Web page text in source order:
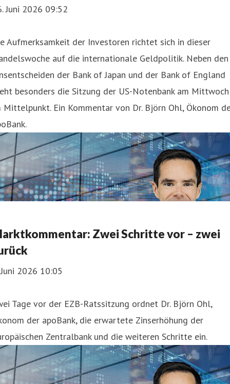
Juni 2026 09:52
Aufmerksamkeit der Investoren richtet sich in dieser
auf die internationale Geldpolitik. Neben den
der Bank of Japan und der Bank of England
besonders die Sitzung der US-Notenbank am Mittwoch
Mittelpunkt. Ein Kommentar von Dr. Björn Ohl, Ökonom
Zwei Schritte vor – zwei
2026 10:05
Tage vor der EZB-Ratssitzung ordnet Dr. Björn Ohl,
der apoBank, die erwartete Zinserhöhung der
Zentralbank und die weiteren Schritte ein.